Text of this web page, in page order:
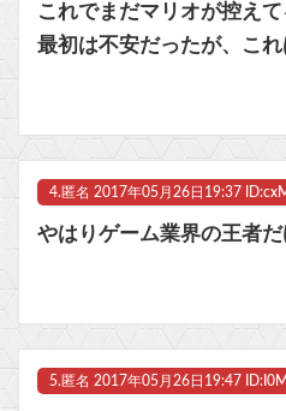
これでまだマリオが控え
最初は不安だったが、こ
4. 匿名 2017年05月26日19:37
やはりゲーム業界の王者
5. 匿名 2017年05月26日19:47